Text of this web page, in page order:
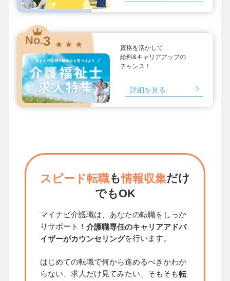
No.3 ★ ★ ★
資格を活かして
給料&キャリアアップの
チャンス！
詳細を見る
スピード転職も情報収集だけ
でもOK
マイナビ介護職は、あなたの転職をしっか
りサポート！ 介護職専任のキャリアアドバ
イザーがカウンセリングを行います。
はじめての転職で何から進めるべきかわか
らない、求人だけ見てみたい、そもそも転